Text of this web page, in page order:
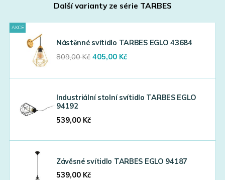
Další varianty ze série TARBES
AKCE
Nástěnné svítidlo TARBES EGLO 43684
809,00Kč Original
was:
405,00 KčCurrent
is:
Industriální stolní svítidlo TARBES EGLO
94192
539,00 Kč
Závěsné svítidlo TARBES EGLO 94187
539,00 Kč